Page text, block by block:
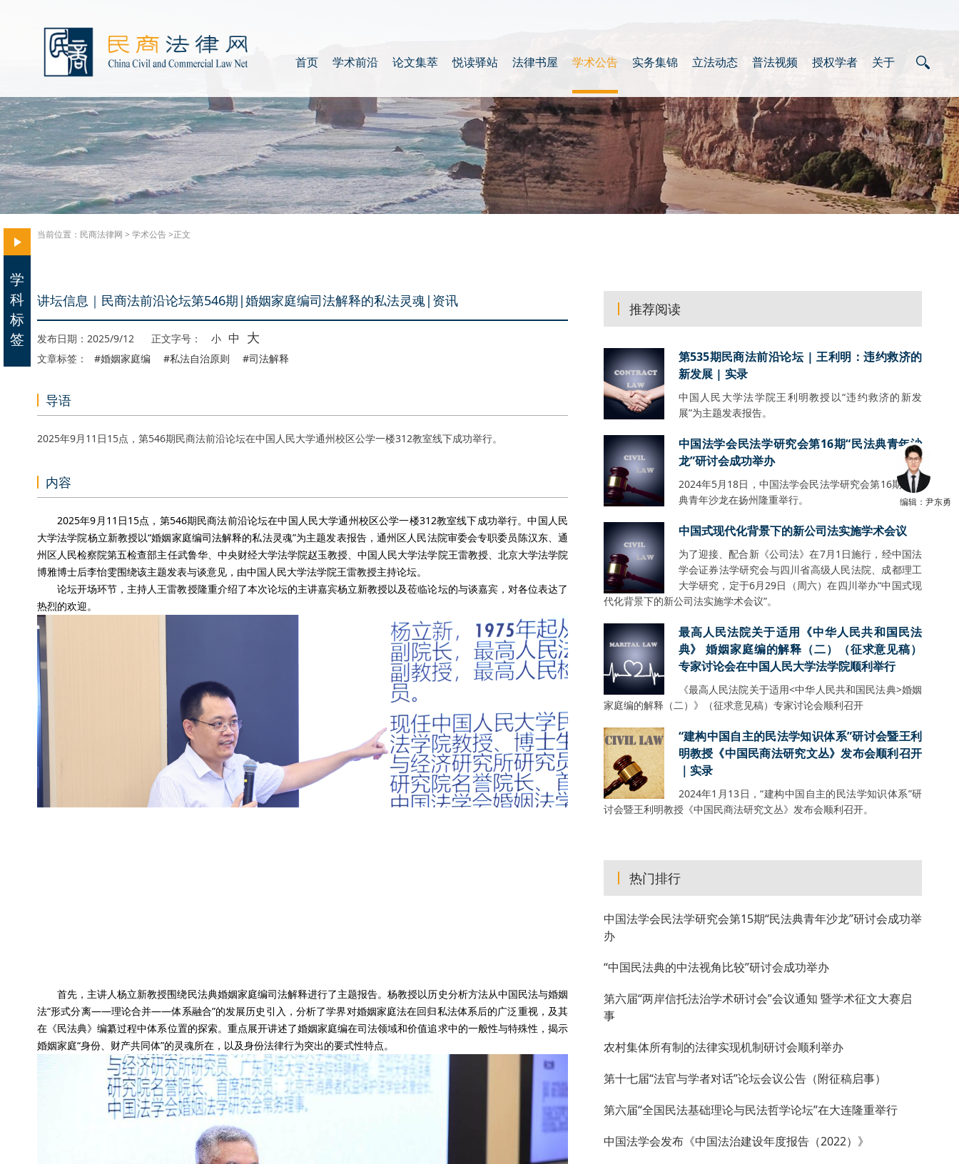
首页 学术前沿 论文集萃 悦读驿站 法律书屋 学术公告 实务集锦 立法动态 普法视频 授权学者 关于
当前位置： 民商法律网 > 学术公告>正文
讲坛信息｜民商法前沿论坛第546期|婚姻家庭编司法解释的私法灵魂|资讯
发布日期：2025/9/12 正文字号： 小 中 大
文章标签： #婚姻家庭编 #私法自治原则 #司法解释
导语
2025年9月11日15点，第546期民商法前沿论坛在中国人民大学通州校区公学一楼312教室线下成功举行。
内容
2025年9月11日15点，第546期民商法前沿论坛在中国人民大学通州校区公学一楼312教室线下成功举行。中国人民
大学法学院杨立新教授以“婚姻家庭编司法解释的私法灵魂”为主题发表报告，通州区人民法院审委会专职委员陈汉东、通
州区人民检察院第五检查部主任武鲁华、中央财经大学法学院赵玉教授、中国人民大学法学院王雷教授、北京大学法学院
博雅博士后李怡雯围绕该主题发表与谈意见，由中国人民大学法学院王雷教授主持论坛。
论坛开场环节，主持人王雷教授隆重介绍了本次论坛的主讲嘉宾杨立新教授以及莅临论坛的与谈嘉宾，对各位表达了
热烈的欢迎。
首先，主讲人杨立新教授围绕民法典婚姻家庭编司法解释进行了主题报告。杨教授以历史分析方法从中国民法与婚姻
法“形式分离——理论合并——体系融合”的发展历史引入，分析了学界对婚姻家庭法在回归私法体系后的广泛重视，及其
在《民法典》编纂过程中体系位置的探索。重点展开讲述了婚姻家庭编在司法领域和价值追求中的一般性与特殊性，揭示
婚姻家庭“身份、财产共同体”的灵魂所在，以及身份法律行为突出的要式性特点。
推荐阅读
第535期民商法前沿论坛 | 王利明：违约救济的
新发展 | 实录
中国人民大学法学院王利明教授以“违约救济的新发
展”为主题发表报告。
中国法学会民法学研究会第16期“民法典青年沙
龙”研讨会成功举办
2024年5月18日，中国法学会民法学研究会第16期民法
典青年沙龙在扬州隆重举行。
中国式现代化背景下的新公司法实施学术会议
为了迎接、配合新《公司法》在7月1日施行，经中国法
学会证券法学研究会与四川省高级人民法院、成都理工
大学研究，定于6月29日（周六）在四川举办“中国式现
代化背景下的新公司法实施学术会议”。
最高人民法院关于适用《中华人民共和国民法
典》 婚姻家庭编的解释（二）（征求意见稿）
专家讨论会在中国人民大学法学院顺利举行
《最高人民法院关于适用<中华人民共和国民法典>婚姻
家庭编的解释（二）》（征求意见稿）专家讨论会顺利召开
“建构中国自主的民法学知识体系”研讨会暨王利
明教授《中国民商法研究文丛》发布会顺利召开
｜实录
2024年1月13日，“建构中国自主的民法学知识体系”研
讨会暨王利明教授《中国民商法研究文丛》发布会顺利召开。
热门排行
中国法学会民法学研究会第15期“民法典青年沙龙”研讨会成功举
办
“中国民法典的中法视角比较”研讨会成功举办
第六届“两岸信托法治学术研讨会”会议通知 暨学术征文大赛启
事
农村集体所有制的法律实现机制研讨会顺利举办
第十七届“法官与学者对话”论坛会议公告（附征稿启事）
第六届“全国民法基础理论与民法哲学论坛”在大连隆重举行
中国法学会发布《中国法治建设年度报告（2022）》
编辑：尹东勇
学
科
标
签